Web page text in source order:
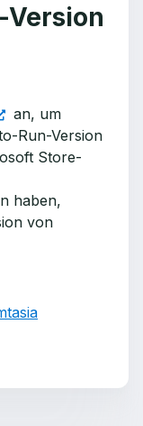
Version
an, um
Run-Version
Store-
haben,
von